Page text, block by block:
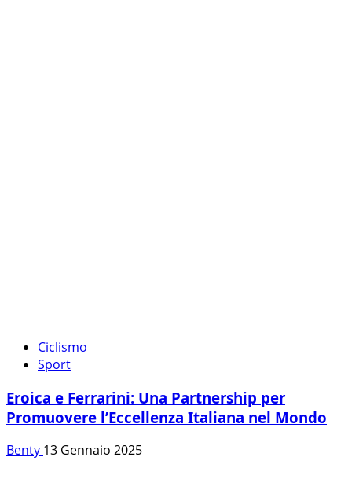
Ciclismo
Sport
Eroica e Ferrarini: Una Partnership per
Promuovere l’Eccellenza Italiana nel Mondo
Benty 13 Gennaio 2025